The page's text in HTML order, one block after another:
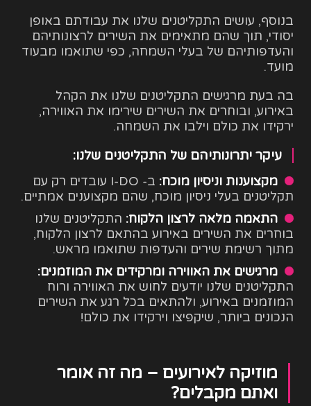
בנוסף, עושים התקליטנים שלנו את עבודתם באופן
יסודי, תוך שהם מתאימים את השירים לרצונותיהם
והעדפותיהם של בעלי השמחה, כפי שתואמו מבעוד
מועד.
בה בעת מרגישים התקליטנים שלנו את הקהל
באירוע, ובוחרים את השירים שירימו את האווירה,
ירקידו את כולם וילבו את השמחה.
עיקר יתרונותיהם של התקליטנים שלנו:
מקצוענות וניסיון מוכח:
ב- I-DO עובדים רק עם
תקליטנים בעלי ניסיון מוכח, שהם מקצוענים אמתיים.
התאמה מלאה לרצון הלקוח: התקליטנים שלנו
בוחרים את השירים באירוע בהתאם לרצון הלקוח,
מתוך רשימת שירים והעדפות שתואמו מראש.
מרגישים את האווירה ומרקידים את המוזמנים:
התקליטנים שלנו יודעים לחוש את האווירה ורוח
המוזמנים באירוע, ולהתאים בכל רגע את השירים
הנכונים ביותר, שיקפיצו וירקידו את כולם!
מוזיקה לאירועים – מה זה אומר
ואתם מקבלים?